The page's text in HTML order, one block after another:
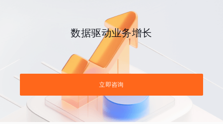
数据驱动业务增长
立即咨询